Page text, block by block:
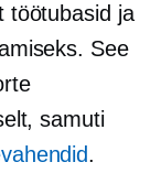
töötubasid ja
See
samuti
.